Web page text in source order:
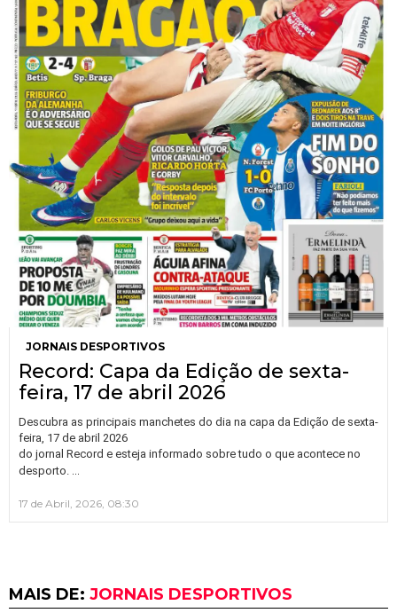
JORNAIS DESPORTIVOS
Record: Capa da Edição de sexta-
feira, 17 de abril 2026
Descubra as principais manchetes do dia na capa da Edição de sexta-
feira, 17 de abril 2026
do jornal Record e esteja informado sobre tudo o que acontece no
desporto.
17 de Abril, 2026, 08:30
MAIS DE: JORNAIS DESPORTIVOS